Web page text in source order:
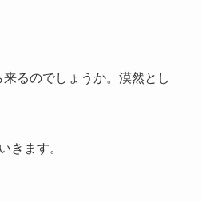
るのでしょうか。漠然とし
ます。